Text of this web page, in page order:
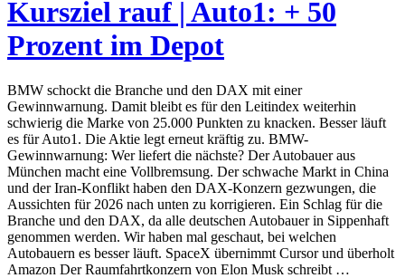
Kursziel rauf | Auto1: + 50
Prozent im Depot
BMW schockt die Branche und den DAX mit einer
Gewinnwarnung. Damit bleibt es für den Leitindex weiterhin
schwierig die Marke von 25.000 Punkten zu knacken. Besser läuft
es für Auto1. Die Aktie legt erneut kräftig zu. BMW-
Gewinnwarnung: Wer liefert die nächste? Der Autobauer aus
München macht eine Vollbremsung. Der schwache Markt in China
und der Iran-Konflikt haben den DAX-Konzern gezwungen, die
Aussichten für 2026 nach unten zu korrigieren. Ein Schlag für die
Branche und den DAX, da alle deutschen Autobauer in Sippenhaft
genommen werden. Wir haben mal geschaut, bei welchen
Autobauern es besser läuft. SpaceX übernimmt Cursor und überholt
Amazon Der Raumfahrtkonzern von Elon Musk schreibt …